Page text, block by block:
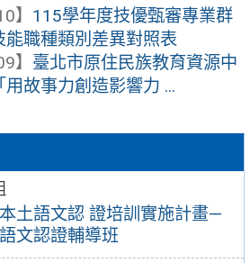
土語文認 證培訓實施計畫—
文認證輔導班
】 115學年度技優甄審專業群
職種類別差異對照表
】 臺北市原住民族教育資源中
故事力創造影響力 ...